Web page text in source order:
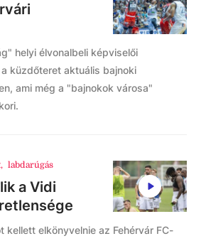
helyi élvonalbeli képviselői
küzdőteret aktuális bajnoki
ami még a "bajnokok városa"
, labdarúgás
a Vidi
kellett elkönyvelnie az Fehérvár FC-